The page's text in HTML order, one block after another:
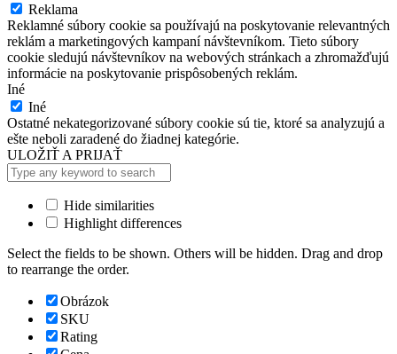
Reklama
Reklamné súbory cookie sa používajú na poskytovanie relevantných
reklám a marketingových kampaní návštevníkom. Tieto súbory
cookie sledujú návštevníkov na webových stránkach a zhromažďujú
informácie na poskytovanie prispôsobených reklám.
Iné
Iné
Ostatné nekategorizované súbory cookie sú tie, ktoré sa analyzujú a
ešte neboli zaradené do žiadnej kategórie.
ULOŽIŤ A PRIJAŤ
Hide similarities
Highlight differences
Select the fields to be shown. Others will be hidden. Drag and drop
to rearrange the order.
Obrázok
SKU
Rating